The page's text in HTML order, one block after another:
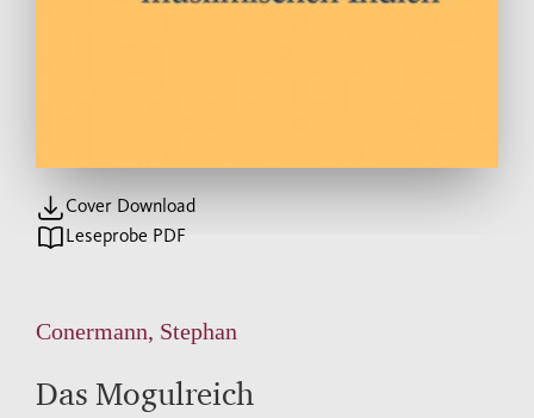
Cover Download
Leseprobe PDF
Conermann, Stephan
Das Mogulreich